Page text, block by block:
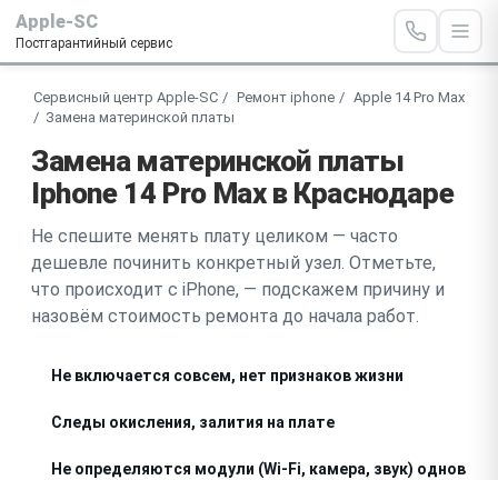
Apple-SC
Постгарантийный сервис
Сервисный центр Apple-SC Ремонт iphone
Apple 14 Pro Max
Замена материнской платы
Замена материнской платы
Iphone 14 Pro Max в Краснодаре
Не спешите менять плату целиком — часто
дешевле починить конкретный узел. Отметьте,
что происходит с iPhone, — подскажем причину и
назовём стоимость ремонта до начала работ.
Не включается совсем, нет признаков жизни
Следы окисления, залития на плате
Не определяются модули (Wi-Fi, камера, звук)